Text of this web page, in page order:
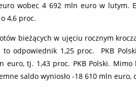
wobec 4 692 mln euro w lutym.
4,6 proc.
bieżących w ujęciu rocznym
to odpowiednik 1,25 proc. PKB
euro, tj. 1,43 proc. PKB Polski.
saldo wyniosło -18 610 mln euro,